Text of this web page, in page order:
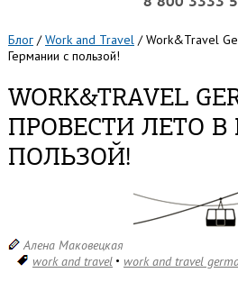
Блог /Work and Travel /Work&Travel
Германии с пользой!
WORK&TRAVEL
ПРОВЕСТИ ЛЕТО
ПОЛЬЗОЙ!
Алена Маковецкая
work and travel
work and travel